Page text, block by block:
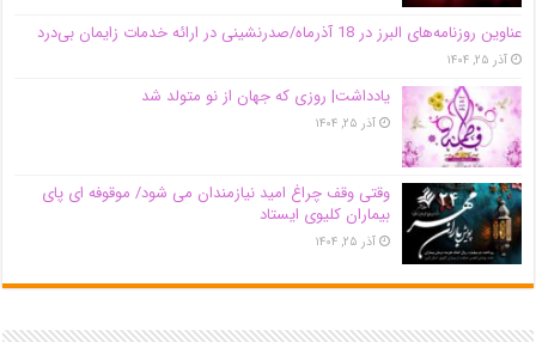
عناوین روزنامه‌های البرز در ‌18 آذرماه/صدرنشینی در ارائه خدمات زایمان بی‌درد
آذر ۲۵, ۱۴۰۴
یادداشت| روزی که جهان از نو متولد شد
آذر ۲۵, ۱۴۰۴
وقتی وقف چراغ امید نیازمندان می شود/ موقوفه ای پای
بیماران کلیوی ایستاد
آذر ۲۵, ۱۴۰۴